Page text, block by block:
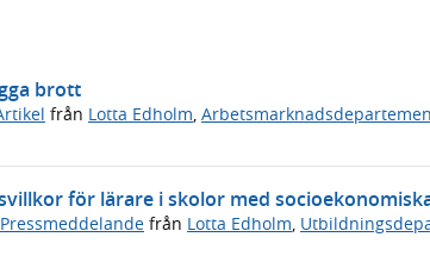
brott
från Lotta Edholm,
för lärare i skolor med
Pressmeddelande från Lotta Edholm